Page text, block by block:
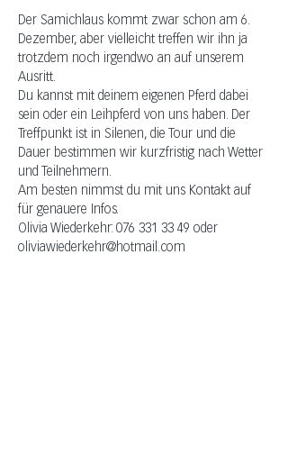
Der Samichlaus kommt zwar schon am 6.
Dezember, aber vielleicht treffen wir ihn ja
trotzdem noch irgendwo an auf unserem
Ausritt.
Du kannst mit deinem eigenen Pferd dabei
sein oder ein Leihpferd von uns haben. Der
Treffpunkt ist in Silenen, die Tour und die
Dauer bestimmen wir kurzfristig nach Wetter
und Teilnehmern.
Am besten nimmst du mit uns Kontakt auf
für genauere Infos.
Olivia Wiederkehr: 076 331 33 49 oder
oliviawiederkehr@hotmail.com